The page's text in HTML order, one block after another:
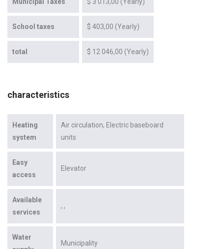
School taxes $ 403,00 (Yearly)
total $ 12 046,00 (Yearly)
characteristics
Heating
system
Air circulation Electric baseboard
units
Easy
access
Elevator
Available
services
Water
Municipality